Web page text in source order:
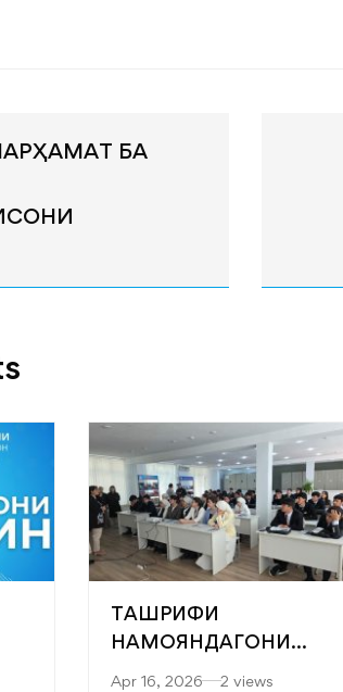
БА
ТАШРИФИ
НАМОЯНДАГОНИ
“САРОБ” БА
Apr 16, 2026 2 views